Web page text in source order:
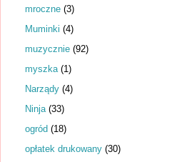
mroczne (3)
Muminki (4)
muzycznie (92)
myszka (1)
Narządy (4)
Ninja (33)
ogród (18)
opłatek drukowany (30)